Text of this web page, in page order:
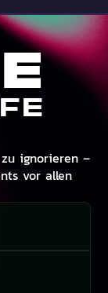
ignorieren –
vor allen